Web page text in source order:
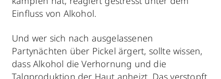
Einfluss von Alkohol.
Und wer sich nach ausgelassenen
Partynächten über Pickel ärgert, sollte wissen,
dass Alkohol die Verhornung und die
Talgproduktion der Haut anheizt. Das verstopft